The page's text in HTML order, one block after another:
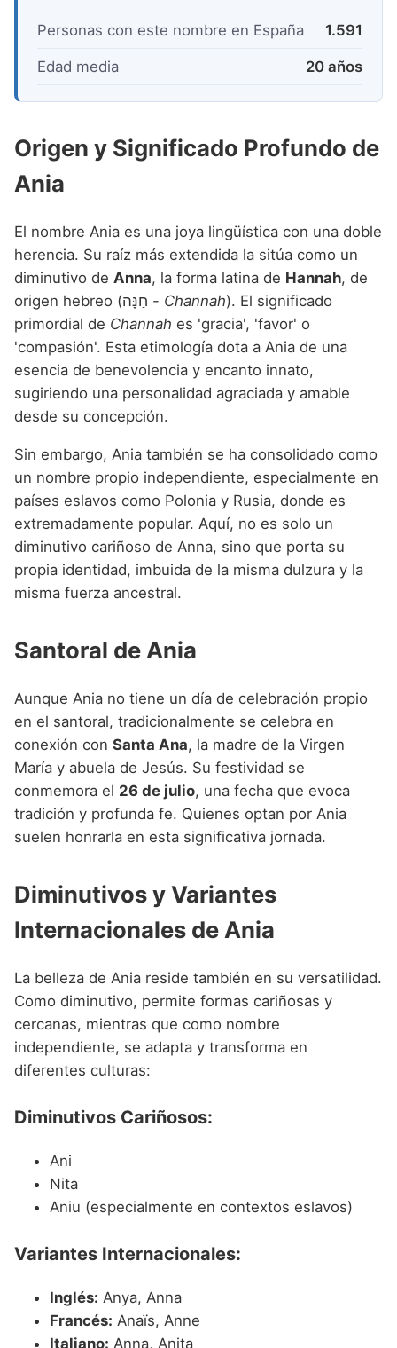
Nombres de Niña que empiezan por X
Nombres de Niña que empiezan por Y
Personas con este nombre en España 1.591
Edad media 20 años
Origen y Significado Profundo de
Ania
El nombre Ania es una joya lingüística con una doble
herencia. Su raíz más extendida la sitúa como un
diminutivo de Anna, la forma latina de Hannah, de
origen hebreo (חַנָּה - Channah). El significado
primordial de Channah es 'gracia', 'favor' o
'compasión'. Esta etimología dota a Ania de una
esencia de benevolencia y encanto innato,
sugiriendo una personalidad agraciada y amable
desde su concepción.
Sin embargo, Ania también se ha consolidado como
un nombre propio independiente, especialmente en
países eslavos como Polonia y Rusia, donde es
extremadamente popular. Aquí, no es solo un
diminutivo cariñoso de Anna, sino que porta su
propia identidad, imbuida de la misma dulzura y la
misma fuerza ancestral.
Santoral de Ania
Aunque Ania no tiene un día de celebración propio
en el santoral, tradicionalmente se celebra en
conexión con Santa Ana, la madre de la Virgen
María y abuela de Jesús. Su festividad se
conmemora el 26 de julio, una fecha que evoca
tradición y profunda fe. Quienes optan por Ania
suelen honrarla en esta significativa jornada.
Diminutivos y Variantes
Internacionales de Ania
La belleza de Ania reside también en su versatilidad.
Como diminutivo, permite formas cariñosas y
cercanas, mientras que como nombre
independiente, se adapta y transforma en
diferentes culturas:
Diminutivos Cariñosos:
Ani
Nita
Aniu (especialmente en contextos eslavos)
Variantes Internacionales:
Inglés: Anya, Anna
Francés: Anaïs, Anne
Italiano: Anna, Anita